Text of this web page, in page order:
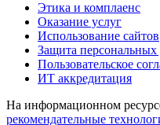
Этика и комплаенс
Оказание услуг
Использование сайтов
Защита
Пользовательское
ИТ аккредитация
На информационном
рекомендательные